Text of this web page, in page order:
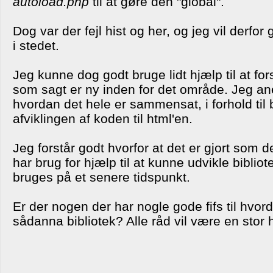
Dog var der fejl hist og her, og jeg vil derfor
i stedet.
Jeg kunne dog godt bruge lidt hjælp til at
som sagt er ny inden for det område. Jeg
hvordan det hele er sammensat, i forhold til
afviklingen af koden til html'en.
Jeg forstår godt hvorfor at det er gjort som
har brug for hjælp til at kunne udvikle
bruges på et senere tidspunkt.
Er der nogen der har nogle gode fifs til
sådanna bibliotek? Alle råd vil være en stor